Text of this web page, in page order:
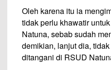
Oleh karena itu ia
tidak perlu khawatir
Natuna, sebab sudah
demikian, lanjut dia,
ditangani di RSUD